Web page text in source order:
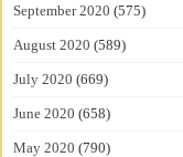
September 2020 (575)
August 2020 (589)
July 2020 (669)
June 2020 (658)
May 2020 (790)